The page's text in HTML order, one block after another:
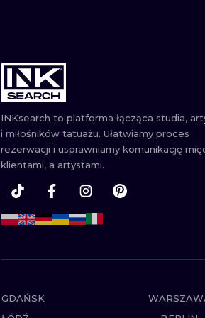
INKsearch to platforma łącząca studia,
i miłośników tatuażu. Ułatwiamy proces
rezerwacji i usprawniamy komunikację
klientami, a artystami.
GDAŃSK